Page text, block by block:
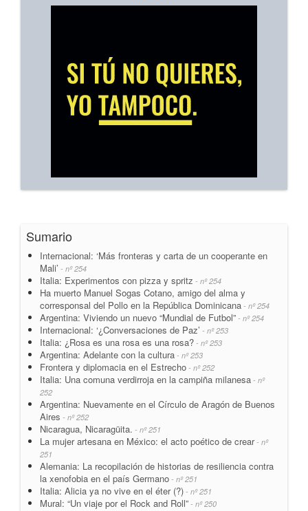
Sumario
Internacional: ‘Más fronteras y carta de un cooperante en
Mali’ - nº 254
Italia: Experimentos con pizza y spritz - nº 254
Ha muerto Manuel Sogas Cotano, amigo del alma y
corresponsal del Pollo en la República Dominicana - nº 254
Argentina: Viviendo un nuevo “Mundial de Futbol” - nº 254
Internacional: ‘¿Conversaciones de Paz’ - nº 253
Italia: ¿Rosa es una rosa es una rosa? - nº 253
Argentina: Adelante con la cultura - nº 253
Frontera y diplomacia en el Estrecho - nº 252
Italia: Una comuna verdirroja en la campiña milanesa - nº
252
Argentina: Nuevamente en el Círculo de Aragón de Buenos
Aires - nº 252
Nicaragua, Nicaragüita. - nº 251
La mujer artesana en México: el acto poético de crear- nº
251
Alemania: La recopilación de historias de resiliencia contra
la xenofobia en el país Germano - nº 251
Italia: Alicia ya no vive en el éter (?) - nº 251
Mural: “Un viaje por el Rock and Roll” - nº 250